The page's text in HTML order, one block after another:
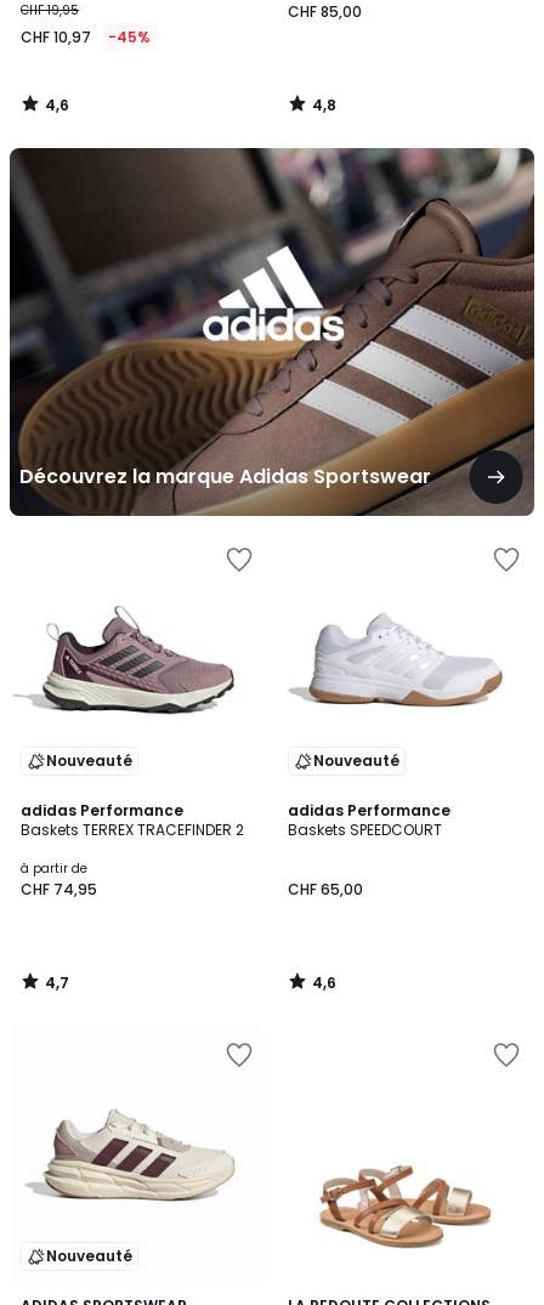
CHF 19,95
CHF 10,97 -45%
4,6
/
CHF 85,00
4,8
/
Découvrez la marque Adidas Sportswear
Découvrez
marque
Adidas
Sportswear
Nouveauté
adidas Performance
Baskets TERREX TRACEFINDER 2
à partir de
CHF 74,95
4,7
/ 5
4,7
/
Nouveauté
adidas Performance
Baskets SPEEDCOURT
CHF 65,00
4,6
/ 5
4,6
/
Nouveauté